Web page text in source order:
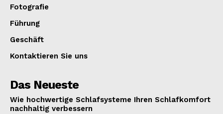
Fotografie
Führung
Geschäft
Kontaktieren Sie uns
Das Neueste
Wie hochwertige Schlafsysteme Ihren Schlafkomfort
nachhaltig verbessern